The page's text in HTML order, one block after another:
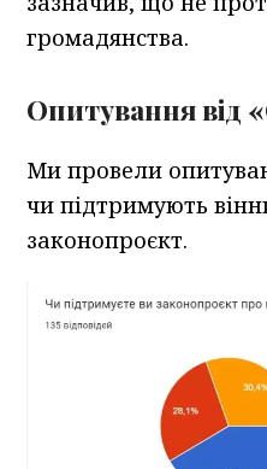
громадянства.
Опитування від
Ми провели
чи підтримують
законопроєкт.